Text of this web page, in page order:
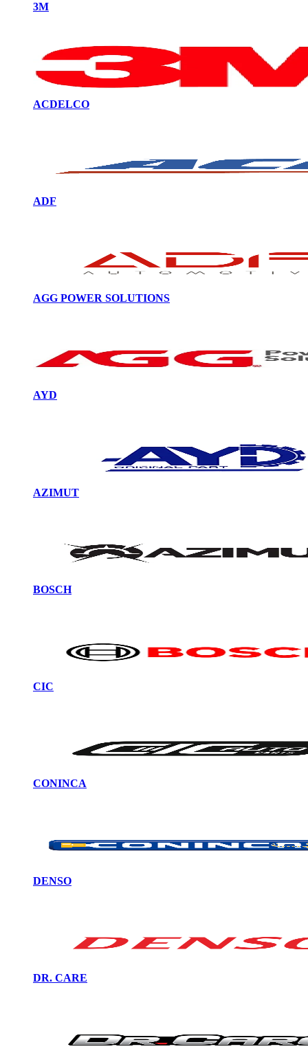
3M
ACDELCO
ADF
AGG POWER SOLUTIONS
AYD
AZIMUT
BOSCH
CIC
CONINCA
DENSO
DR. CARE